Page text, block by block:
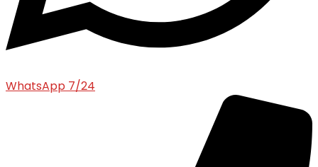
WhatsApp 7/24